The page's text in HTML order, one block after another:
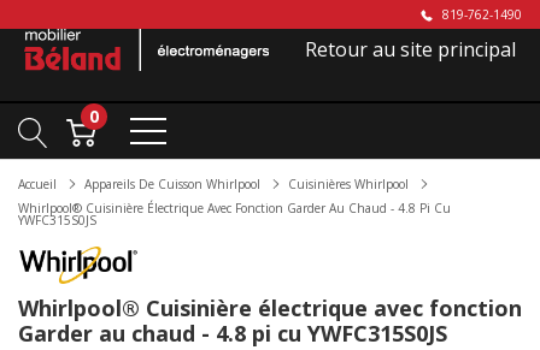
819-762-1490
Retour au site principal
0
Accueil Appareils De Cuisson Whirlpool
Cuisinières Whirlpool
Whirlpool® Cuisinière Électrique Avec Fonction Garder Au Chaud - 4.8 Pi Cu
YWFC315S0JS
Whirlpool® Cuisinière électrique avec fonction
Garder au chaud - 4.8 pi cu YWFC315S0JS